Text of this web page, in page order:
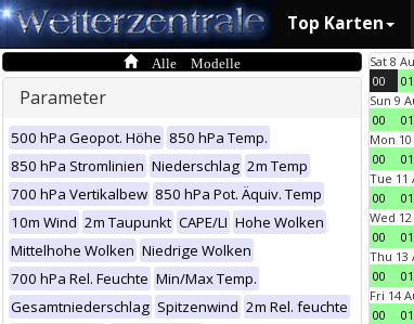
Top Karten
Alle Modelle
Parameter
500 hPa Geopot. Höhe 850 hPa Temp.
850 hPa Stromlinien Niederschlag 2m Temp
700 hPa Vertikalbew 850 hPa Pot. Äquiv. Temp
10m Wind 2m Taupunkt CAPE/LI Hohe Wolken
Mittelhohe Wolken Niedrige Wolken
700 hPa Rel. Feuchte Min/Max Temp.
Gesamtniederschlag Spitzenwind 2m Rel. feuchte
Sat 8
00
01
Sun 9
00
01
Mon
00
01
Tue 11
00
01
Wed
00
01
Thu 13
00
01
Fri 14
00
01